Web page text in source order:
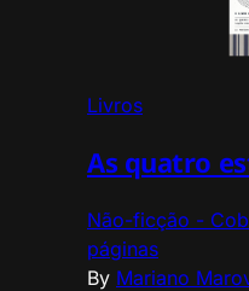
Livros
As quatro
Não-ficção -
páginas
By Mariano